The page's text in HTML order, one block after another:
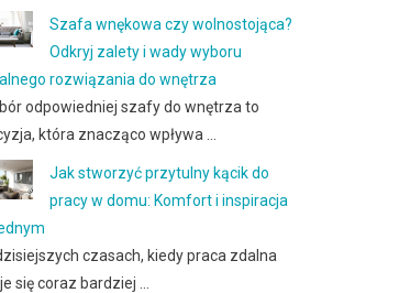
Szafa wnękowa czy wolnostojąca?
Odkryj zalety i wady wyboru
rozwiązania do wnętrza
odpowiedniej szafy do wnętrza to
która znacząco wpływa …
Jak stworzyć przytulny kącik do
pracy w domu: Komfort i inspiracja
czasach, kiedy praca zdalna
się coraz bardziej …